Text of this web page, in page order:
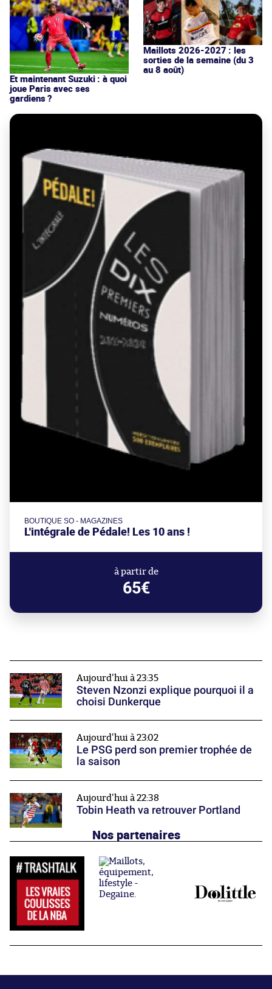
Et maintenant Suzuki : à quoi
joue Paris avec ses
gardiens ?
Maillots 2026-2027 : les
sorties de la semaine (du 3
au 8 août)
BOUTIQUE SO - MAGAZINES
L'intégrale de Pédale! Les 10 ans !
à partir de
65€
Aujourd'hui à 23:35
Steven Nzonzi explique pourquoi il a
choisi Dunkerque
Aujourd'hui à 23:02
Le PSG perd son premier trophée de
la saison
Aujourd'hui à 22:38
Tobin Heath va retrouver Portland
Nos partenaires